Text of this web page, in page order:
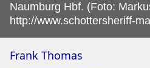
Naumburg Hbf. (Foto:
http://www.schottersheriff-
Frank Thomas